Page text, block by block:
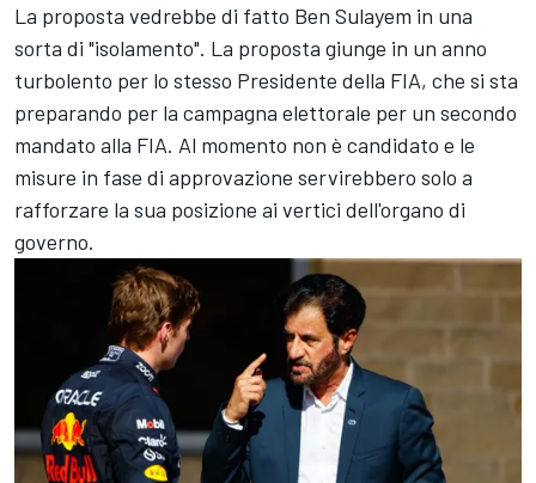
La proposta vedrebbe di fatto Ben Sulayem in una
sorta di "isolamento". La proposta giunge in un anno
turbolento per lo stesso Presidente della FIA, che si sta
preparando per la campagna elettorale per un secondo
mandato alla FIA. Al momento non è candidato e le
misure in fase di approvazione servirebbero solo a
rafforzare la sua posizione ai vertici dell'organo di
governo.